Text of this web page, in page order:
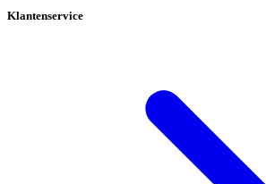
Klantenservice